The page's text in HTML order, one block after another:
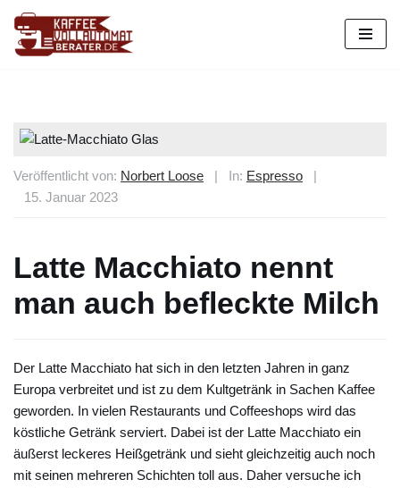
Zum
Veröffentlicht von: Norbert Loose | In: Espresso
|
15. Januar 2023
Latte Macchiato nennt
man auch befleckte Milch
Der Latte Macchiato hat sich in den letzten Jahren in ganz
Europa verbreitet und ist zu dem Kultgetränk in Sachen Kaffee
geworden. In vielen Restaurants und Coffeeshops wird das
köstliche Getränk serviert. Dabei ist der Latte Macchiato ein
äußerst leckeres Heißgetränk und sieht gleichzeitig auch noch
mit seinen mehreren Schichten toll aus. Daher versuche ich